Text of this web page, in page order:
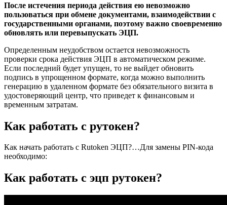
После истечения периода действия ею невозможно
пользоваться при обмене документами, взаимодействии с
государственными органами, поэтому важно своевременно
обновлять или перевыпускать ЭЦП.
Определенным неудобством остается невозможность
проверки срока действия ЭЦП в автоматическом режиме.
Если последний будет упущен, то не выйдет обновить
подпись в упрощенном формате, когда можно выполнить
генерацию в удаленном формате без обязательного визита в
удостоверяющий центр, что приведет к финансовым и
временным затратам.
Как работать с рутокен?
Как начать работать с Rutoken ЭЦП?…Для замены PIN-кода
необходимо:
Как работать с эцп рутокен?